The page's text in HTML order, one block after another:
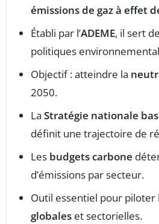
émissions de gaz à effet
Établi par l’ADEME, il sert
politiques
Objectif : atteindre la
2050.
La Stratégie nationale
définit une trajectoire de
Les budgets carbone
d’émissions par secteur.
Outil essentiel pour piloter
globales et sectorielles.